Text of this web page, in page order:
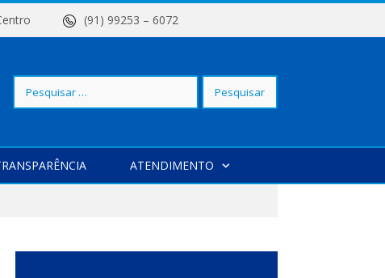
– Centro (91) 99253 – 6072
Pesquisar
ATENDIMENTO